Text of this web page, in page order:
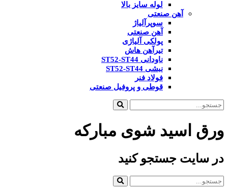
لوله سایز بالا
آهن صنعتی
سوپرآلیاژ
آهن صنعتی
پولکی آلیاژی
تیرآهن هاش
ناودانی ST52-ST44
نبشی ST52-ST44
فولاد فنر
قوطی و پروفیل صنعتی
ورق اسید شوی مبارکه
در سایت جستجو کنید